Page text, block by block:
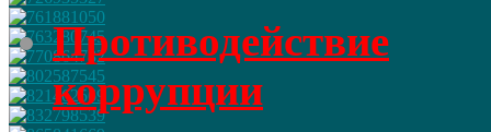
Противодействие
коррупции